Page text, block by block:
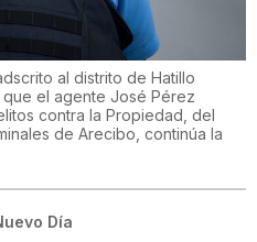
al distrito de Hatillo
el agente José Pérez
contra la Propiedad, del
de Arecibo, continúa la
Día